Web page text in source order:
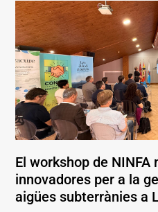
El workshop de
innovadores per a la
aigües subterrànies a